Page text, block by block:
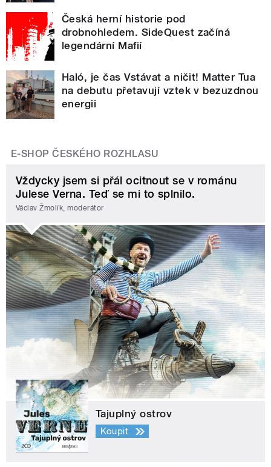
Česká herní historie pod
drobnohledem. SideQuest začíná
legendární Mafií
Haló, je čas Vstávat a ničit! Matter Tua
na debutu přetavují vztek v bezuzdnou
energii
E-SHOP ČESKÉHO ROZHLASU
Vždycky jsem si přál ocitnout se v románu
Julese Verna. Teď se mi to splnilo.
Václav Žmolík, moderátor
Tajuplný ostrov
Koupit